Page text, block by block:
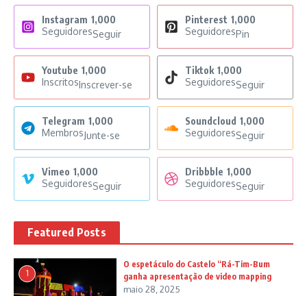
Instagram 1,000
SeguidoresSeguir
Pinterest 1,000
SeguidoresPin
Youtube 1,000
InscritosInscrever-se
Tiktok 1,000
SeguidoresSeguir
Telegram 1,000
MembrosJunte-se
Soundcloud 1,000
SeguidoresSeguir
Vimeo 1,000
SeguidoresSeguir
Dribbble 1,000
SeguidoresSeguir
Featured Posts
1
O espetáculo do Castelo “Rá-Tim-Bum
ganha apresentação de video mapping
maio 28, 2025